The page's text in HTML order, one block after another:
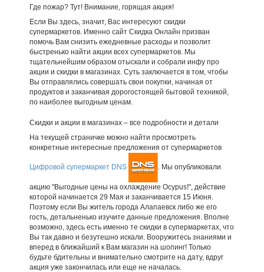
Где пожар? Тут! Внимание, горящая акция!
Если Вы здесь, значит, Вас интересуют скидки
супермаркетов. Именно сайт Скидка Онлайн призван
помочь Вам снизить ежедневные расходы и позволит
быстренько найти акции всех супермаркетов. Мы
тщательнейшим образом отыскали и собрали инфу про
акции и скидки в магазинах. Суть заключается в том, чтобы
Вы отправлялись совершать свои покупки, начиная от
продуктов и заканчивая дорогостоящей бытовой техникой,
по наиболее выгодным ценам.
Скидки и акции в магазинах – все подробности и детали
На текущей страничке можно найти просмотреть
конкретные интересные предложения от супермаркетов
Цифровой супермаркет DNS . Мы опубликовали
акцию "Выгодные цены на охлаждение Ocypus!", действие
которой начинается 29 Мая и заканчивается 15 Июня.
Поэтому если Вы житель города Алапаевск либо же его
гость, детальненько изучите данные предложения. Вполне
возможно, здесь есть именно те скидки в супермаркетах, что
Вы так давно и безутешно искали. Вооружитесь знаниями и
вперед в ближайший к Вам магазин на шопинг! Только
будьте бдительны и внимательно смотрите на дату, вдруг
акция уже закончилась или еще не началась.